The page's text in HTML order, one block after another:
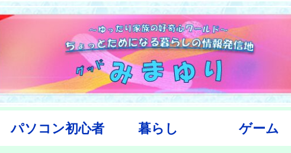
パソコン初心者 暮らし ゲーム